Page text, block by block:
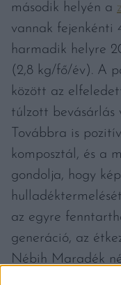
második helyén a
vannak fejenkénti
harmadik helyre
(2,8 kg/fő/év). A
között az
túlzott bevásárlás
Továbbra is
komposztál, és a
gondolja, hogy
az egyre
generáció, az
Nébih Maradék